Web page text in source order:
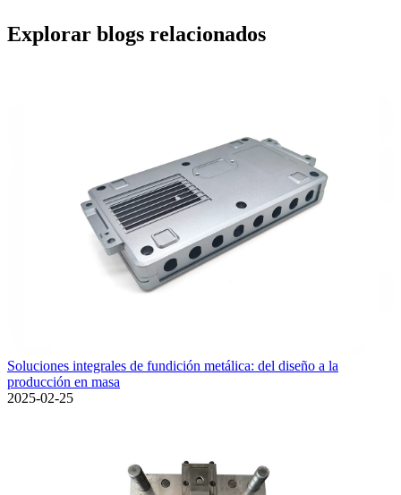
Explorar blogs relacionados
Soluciones integrales de fundición metálica: del diseño a la
producción en masa
2025-02-25